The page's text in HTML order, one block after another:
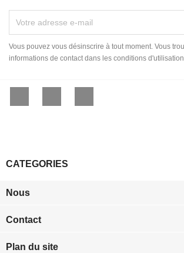
Vous pouvez vous désinscrire à tout moment. Vous
informations de contact dans les conditions
CATEGORIES
Nous
Contact
Plan du site